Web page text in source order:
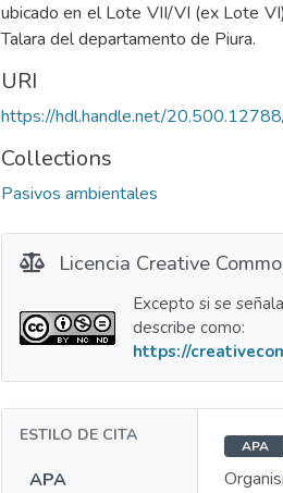
ubicado en el Lote VII/VI (ex Lote
Talara del departamento de Piura.
URI
https://hdl.handle.net/
Collections
Pasivos ambientales
Licencia Creative
Excepto si se
describe como:
https://
ESTILO DE CITA
APA
APA